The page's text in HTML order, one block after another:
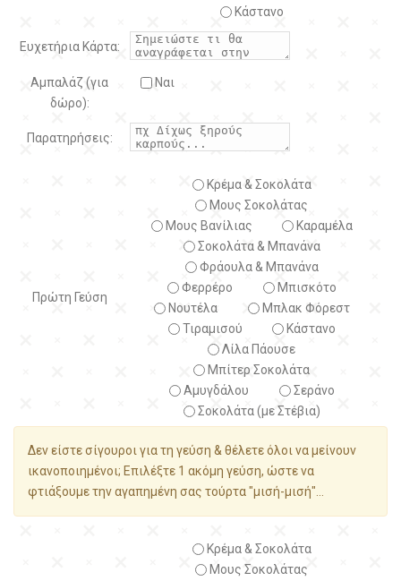
Κάστανο
Ευχετήρια Κάρτα:
Αμπαλάζ (για
δώρο):
Ναι
Παρατηρήσεις:
Πρώτη Γεύση
Κρέμα & Σοκολάτα
Μους Σοκολάτας
Μους Βανίλιας
Καραμέλα
Σοκολάτα & Μπανάνα
Φράουλα & Μπανάνα
Φερρέρο
Μπισκότο
Νουτέλα
Μπλακ Φόρεστ
Τιραμισού
Κάστανο
Λίλα Πάουσε
Μπίτερ Σοκολάτα
Αμυγδάλου
Σεράνο
Σοκολάτα (με Στέβια)
Δεν είστε σίγουροι για τη γεύση & θέλετε όλοι να μείνουν
ικανοποιημένοι; Επιλέξτε 1 ακόμη γεύση, ώστε να
φτιάξουμε την αγαπημένη σας τούρτα "μισή-μισή"...
Κρέμα & Σοκολάτα
Μους Σοκολάτας